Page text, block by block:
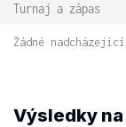
Turnaj a zápas
Žádné
Výsledky